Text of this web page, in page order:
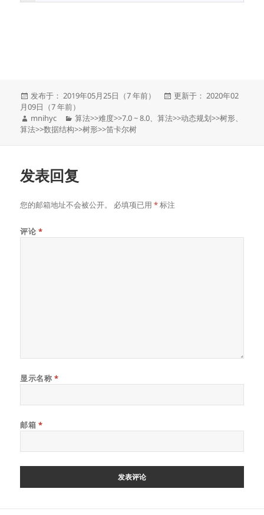
发
布
于
发布于： 2019年05月25日（7 年前）
发
于
更新于： 2020年02
月09日（7 年前）
作
者
mnihyc
分
类
算法>>难度>>7.0 ~ 8.0、算法>>动态规划>>树形、
算法>>数据结构>>树形>>笛卡尔树
发表回复
您的邮箱地址不会被公开。 必填项已用*标注
评论*
显示名称*
邮箱*